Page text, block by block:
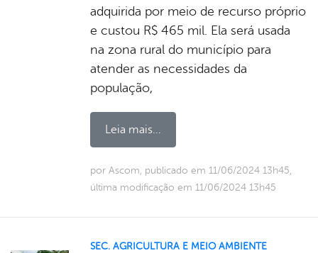
adquirida por meio de recurso próprio
e custou R$ 465 mil. Ela será usada
na zona rural do município para
atender as necessidades da
população,
Leia mais...
por Ascom, publicado em 11/06/2024 13h45,
última modificação em 11/06/2024 13h45
SEC. AGRICULTURA E MEIO AMBIENTE